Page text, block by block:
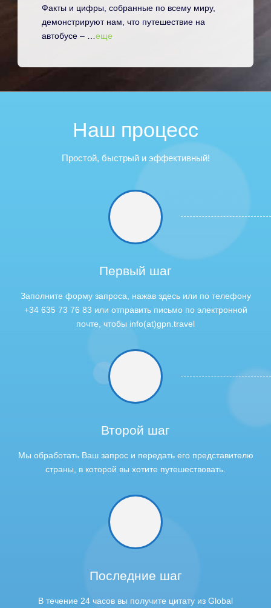
Факты и цифры, собранные по всему миру,
демонстрируют нам, что путешествие на
автобусе – … еще
Наш процесс
Простой, быстрый и эффективный!
Первый шаг
Заполните форму запроса, нажав здесь или по телефону
+34 635 73 76 83 или отправить письмо по электронной
почте, чтобы info(at)gpn.travel
Второй шаг
Мы обработать Ваш запрос и передать его представителю
страны, в которой вы хотите путешествовать.
Последние шаг
В течение 24 часов вы получите цитату из Global